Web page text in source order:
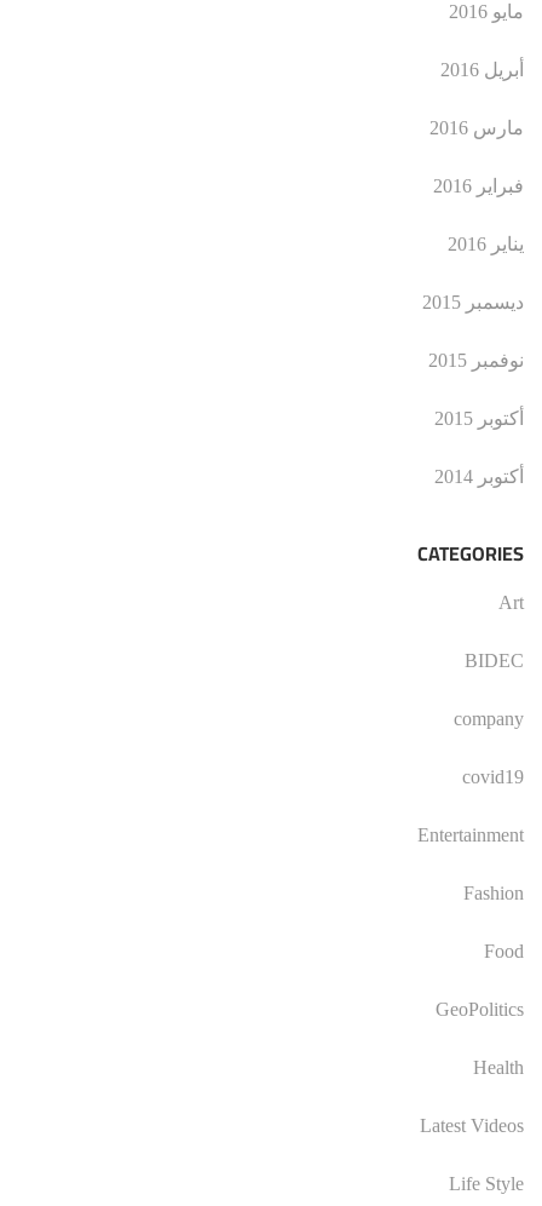
مايو 2016
أبريل 2016
مارس 2016
فبراير 2016
يناير 2016
ديسمبر 2015
نوفمبر 2015
أكتوبر 2015
أكتوبر 2014
CATEGORIES
Art
BIDEC
company
covid19
Entertainment
Fashion
Food
GeoPolitics
Health
Latest Videos
Life Style